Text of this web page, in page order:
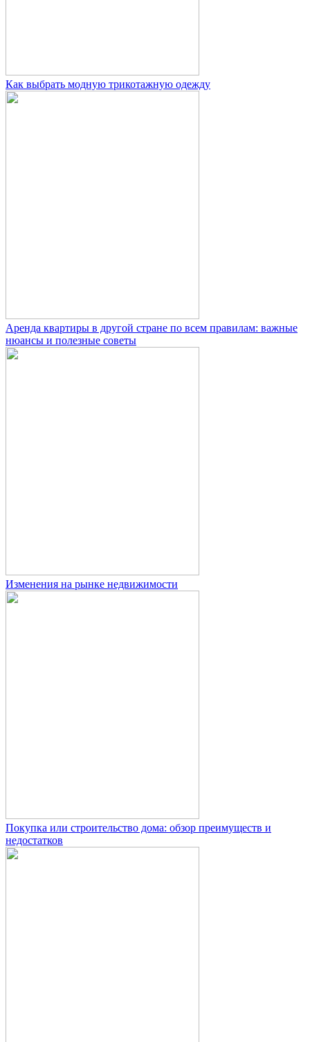
Как выбрать модную трикотажную одежду
Аренда квартиры в другой стране по всем правилам: важные
нюансы и полезные советы
Изменения на рынке недвижимости
Покупка или строительство дома: обзор преимуществ и
недостатков